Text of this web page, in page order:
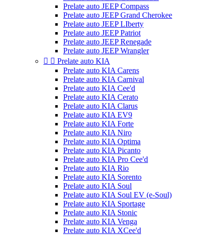
Prelate auto JEEP Compass
Prelate auto JEEP Grand Cherokee
Prelate auto JEEP LIberty
Prelate auto JEEP Patriot
Prelate auto JEEP Renegade
Prelate auto JEEP Wrangler
  Prelate auto KIA
Prelate auto KIA Carens
Prelate auto KIA Carnival
Prelate auto KIA Cee'd
Prelate auto KIA Cerato
Prelate auto KIA Clarus
Prelate auto KIA EV9
Prelate auto KIA Forte
Prelate auto KIA Niro
Prelate auto KIA Optima
Prelate auto KIA Picanto
Prelate auto KIA Pro Cee'd
Prelate auto KIA Rio
Prelate auto KIA Sorento
Prelate auto KIA Soul
Prelate auto KIA Soul EV (e-Soul)
Prelate auto KIA Sportage
Prelate auto KIA Stonic
Prelate auto KIA Venga
Prelate auto KIA XCee'd